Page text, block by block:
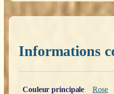
Informations
Couleur principale
Rose